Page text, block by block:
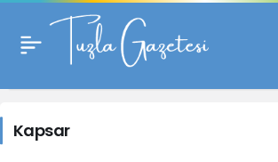
Kapsar
Haberleri
Kapsar